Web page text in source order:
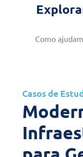
Como
Casos de